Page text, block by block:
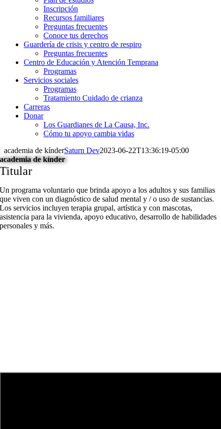
Inscripción
Recursos familiares
Preguntas frecuentes
Conoce tus derechos
Guardería de crisis y centro de respiro
Preguntas frecuentes
Centro de Educación y Atención Temprana
Programas
Servicios sociales
Programas
Tratamiento Cuidado de crianza
Carreras
Donar
Los Guardianes de La Causa, Inc.
Cómo tu apoyo cambia vidas
academia de kínderSaturn Dev2023-06-22T13:36:19-05:00
academia de kínder
Titular
Un programa voluntario que brinda apoyo a los adultos y sus familias
que viven con un diagnóstico de salud mental y / o uso de sustancias.
Los servicios incluyen terapia grupal, artística y con mascotas,
asistencia para la vivienda, apoyo educativo, desarrollo de habilidades
personales y más.